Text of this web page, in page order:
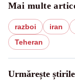
Mai multe
razboi iran
Teheran
Urmărește